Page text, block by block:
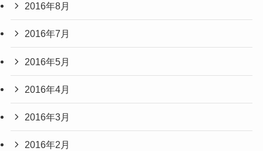
2016年8月
2016年7月
2016年5月
2016年4月
2016年3月
2016年2月